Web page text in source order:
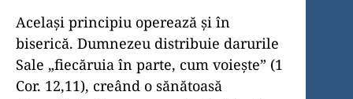
Acelaşi principiu operează şi în
biserică. Dumnezeu distribuie darurile
Sale „fiecăruia în parte, cum voieşte” (1
Cor. 12,11), creând o sănătoasă